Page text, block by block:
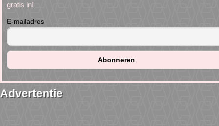
gratis in!
E-mailadres
Advertentie